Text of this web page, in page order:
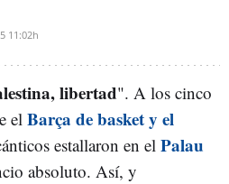
11:02h
libertad". A los cinco
el Barça de basket y el
estallaron en elPalau
absoluto. Así, y